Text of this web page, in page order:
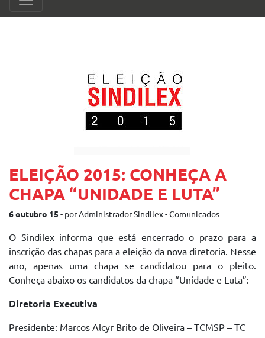
ELEIÇÃO 2015: CONHEÇA A
CHAPA “UNIDADE E LUTA”
6 outubro 15 - por Administrador Sindilex - Comunicados
O Sindilex informa que está encerrado o prazo para a
inscrição das chapas para a eleição da nova diretoria. Nesse
ano, apenas uma chapa se candidatou para o pleito.
Conheça abaixo os candidatos da chapa “Unidade e Luta”:
Diretoria Executiva
Presidente: Marcos Alcyr Brito de Oliveira – TCMSP – TC